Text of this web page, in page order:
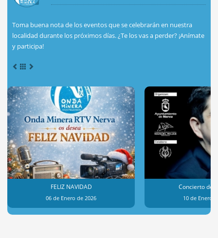
Toma buena nota de los eventos que se celebrarán en nuestra
localidad durante los próximos días. ¿Te los vas a perder? ¡Anímate
y participa!
FELIZ NAVIDAD
06 de Enero de 2026
Concierto de
10 de Enero